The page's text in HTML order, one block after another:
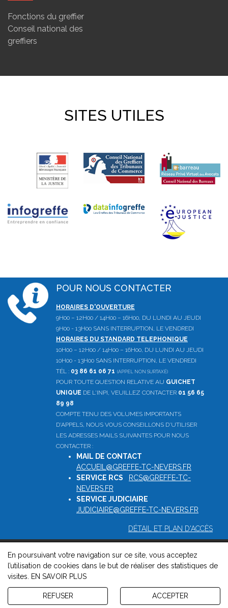
Fonctions du greffier
Conseil national des
greffiers
SITES UTILES
POUR NOUS CONTACTER
HORAIRES D'OUVERTURE
9H00 – 12H00 / 14H00 – 16H00, DU LUNDI AU JEUDI
9H00 - 13H00 SANS INTERRUPTION, LE VENDREDI
HORAIRES DU STANDARD TELEPHONIQUE
10H00 – 12H00 / 14H00 – 16H00, DU LUNDI AU JEUDI
10H00 - 13H00 SANS INTERRUPTION, LE VENDREDI
TÉL : 03 86 61 06 71 (APPEL NON SURTAXÉ)
POUR TOUTE QUESTION RELATIVE AU GUICHET
UNIQUE DE L'INPI, VEUILLEZ CONTACTER 01 56 65
89 98
COMPTE TENU DES VOLUMES IMPORTANTS
D'APPELS, NOUS VOUS CONSEILLONS D'UTILISER
LES ADRESSES MAILS SUIVANTES POUR NOUS
CONTACTER :
MAIL DE CONTACT
ACCUEIL@GREFFE-TC-NEVERS.FR
SERVICE RCS
RCS@GREFFE-TC-
NEVERS.FR
SERVICE JUDICIAIRE
JUDICIAIRE@GREFFE-TC-NEVERS.FR
DÉTAIL ET PLAN D'ACCÈS
© 2026, Greffe du tribunal de commerce de Nevers -Mentions
légales-Contact -Gestion des cookies -Politique de
confidentialité et de cookies
Version : 1.8.1
En poursuivant votre navigation sur ce site, vous acceptez
l’utilisation de cookies dans le but de réaliser des statistiques de
visites.
EN SAVOIR PLUS
REFUSER ACCEPTER